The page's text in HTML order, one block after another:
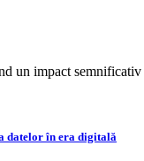
un impact
datelor în era digitală